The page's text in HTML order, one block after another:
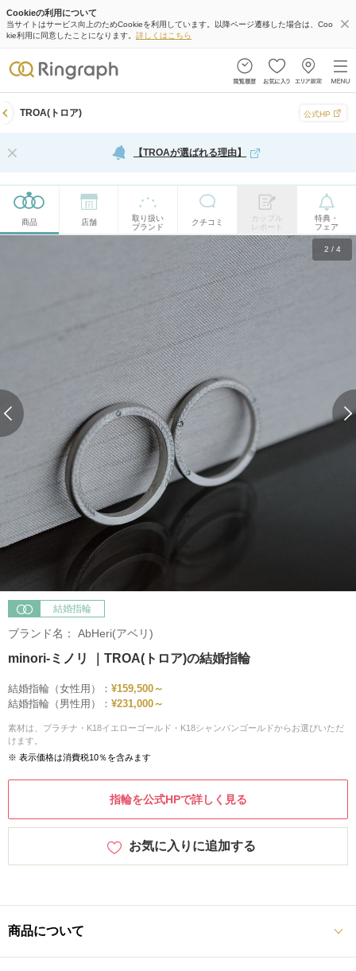
Cookieの利用について
当サイトはサービス向上のためCookieを利用しています。以降ページ遷移した場合は、Coo
kie利用に同意したことになります。 詳しくはこちら
TROA(トロア) 公式HP
【TROAが選ばれる理由】
商品 店舗
取り扱い
ブランド
クチコミ
カップル
レポート
特典・
フェア
2 / 4
結婚指輪
ブランド名： AbHeri(アベリ)
minori‐ミノリ ｜TROA(トロア)の結婚指輪
結婚指輪（女性用）： ¥159,500～
結婚指輪（男性用）： ¥231,000～
素材は、プラチナ・K18イエローゴールド・K18シャンパンゴールドからお選びいただ
けます。
※ 表示価格は消費税10％を含みます
指輪を公式HPで詳しく見る
お気に入りに追加する
商品について